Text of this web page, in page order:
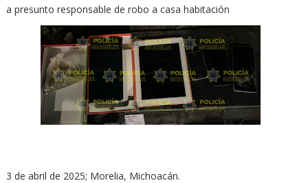
a presunto responsable de robo a casa habitación
3 de abril de 2025; Morelia, Michoacán.